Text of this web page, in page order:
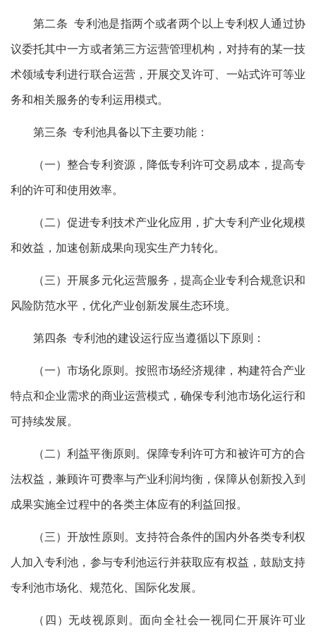
第二条 专利池是指两个或者两个以上专利权人通过协
议委托其中一方或者第三方运营管理机构，对持有的某一技
术领域专利进行联合运营，开展交叉许可、一站式许可等业
务和相关服务的专利运用模式。
第三条 专利池具备以下主要功能：
（一）整合专利资源，降低专利许可交易成本，提高专
利的许可和使用效率。
（二）促进专利技术产业化应用，扩大专利产业化规模
和效益，加速创新成果向现实生产力转化。
（三）开展多元化运营服务，提高企业专利合规意识和
风险防范水平，优化产业创新发展生态环境。
第四条 专利池的建设运行应当遵循以下原则：
（一）市场化原则。按照市场经济规律，构建符合产业
特点和企业需求的商业运营模式，确保专利池市场化运行和
可持续发展。
（二）利益平衡原则。保障专利许可方和被许可方的合
法权益，兼顾许可费率与产业利润均衡，保障从创新投入到
成果实施全过程中的各类主体应有的利益回报。
（三）开放性原则。支持符合条件的国内外各类专利权
人加入专利池，参与专利池运行并获取应有权益，鼓励支持
专利池市场化、规范化、国际化发展。
（四）无歧视原则。面向全社会一视同仁开展许可业